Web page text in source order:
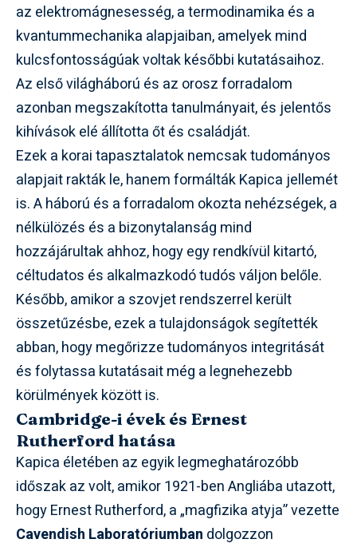
az elektromágnesesség, a termodinamika és a
kvantummechanika alapjaiban, amelyek mind
kulcsfontosságúak voltak későbbi kutatásaihoz.
Az első világháború és az orosz forradalom
azonban megszakította tanulmányait, és jelentős
kihívások elé állította őt és családját.
Ezek a korai tapasztalatok nemcsak tudományos
alapjait rakták le, hanem formálták Kapica jellemét
is. A háború és a forradalom okozta nehézségek, a
nélkülözés és a bizonytalanság mind
hozzájárultak ahhoz, hogy egy rendkívül kitartó,
céltudatos és alkalmazkodó tudós váljon belőle.
Később, amikor a szovjet rendszerrel került
összetűzésbe, ezek a tulajdonságok segítették
abban, hogy megőrizze tudományos integritását
és folytassa kutatásait még a legnehezebb
körülmények között is.
Cambridge-i évek és Ernest
Rutherford hatása
Kapica életében az egyik legmeghatározóbb
időszak az volt, amikor 1921-ben Angliába utazott,
hogy Ernest Rutherford, a „magfizika atyja” vezette
Cavendish Laboratóriumban dolgozzon